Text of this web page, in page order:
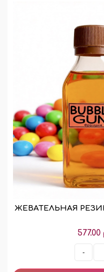
ЖЕВАТЕЛЬНАЯ
-